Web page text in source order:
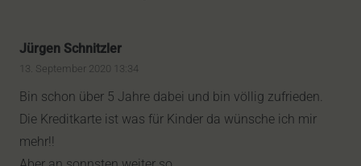
Jürgen Schnitzler
13. September 2020 13:34
Bin schon über 5 Jahre dabei und bin völlig zufrieden.
Die Kreditkarte ist was für Kinder da wünsche ich mir
mehr!!